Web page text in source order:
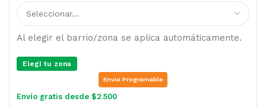
Al elegir el barrio/zona se aplica automáticamente.
Elegí tu zona
Envio Programable
Envío gratis desde $2.500